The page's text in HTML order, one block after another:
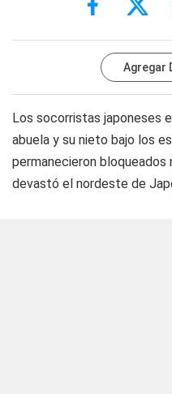
Agregar
Los socorristas japoneses
abuela y su nieto bajo los
permanecieron
devastó el nordeste de